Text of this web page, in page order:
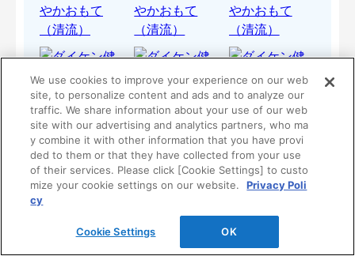
もっと見る
We use cookies to improve your experience on our web
site, to personalize content and ads and to analyze our
traffic. We share information about your use of our web
site with our advertising and analytics partners, who ma
y combine it with other information that you have provi
ded to them or that they have collected from your use
of their services. Please click [Cookie Settings] to custo
mize your cookie settings on our website.
Privacy Poli
cy
Cookie Settings OK